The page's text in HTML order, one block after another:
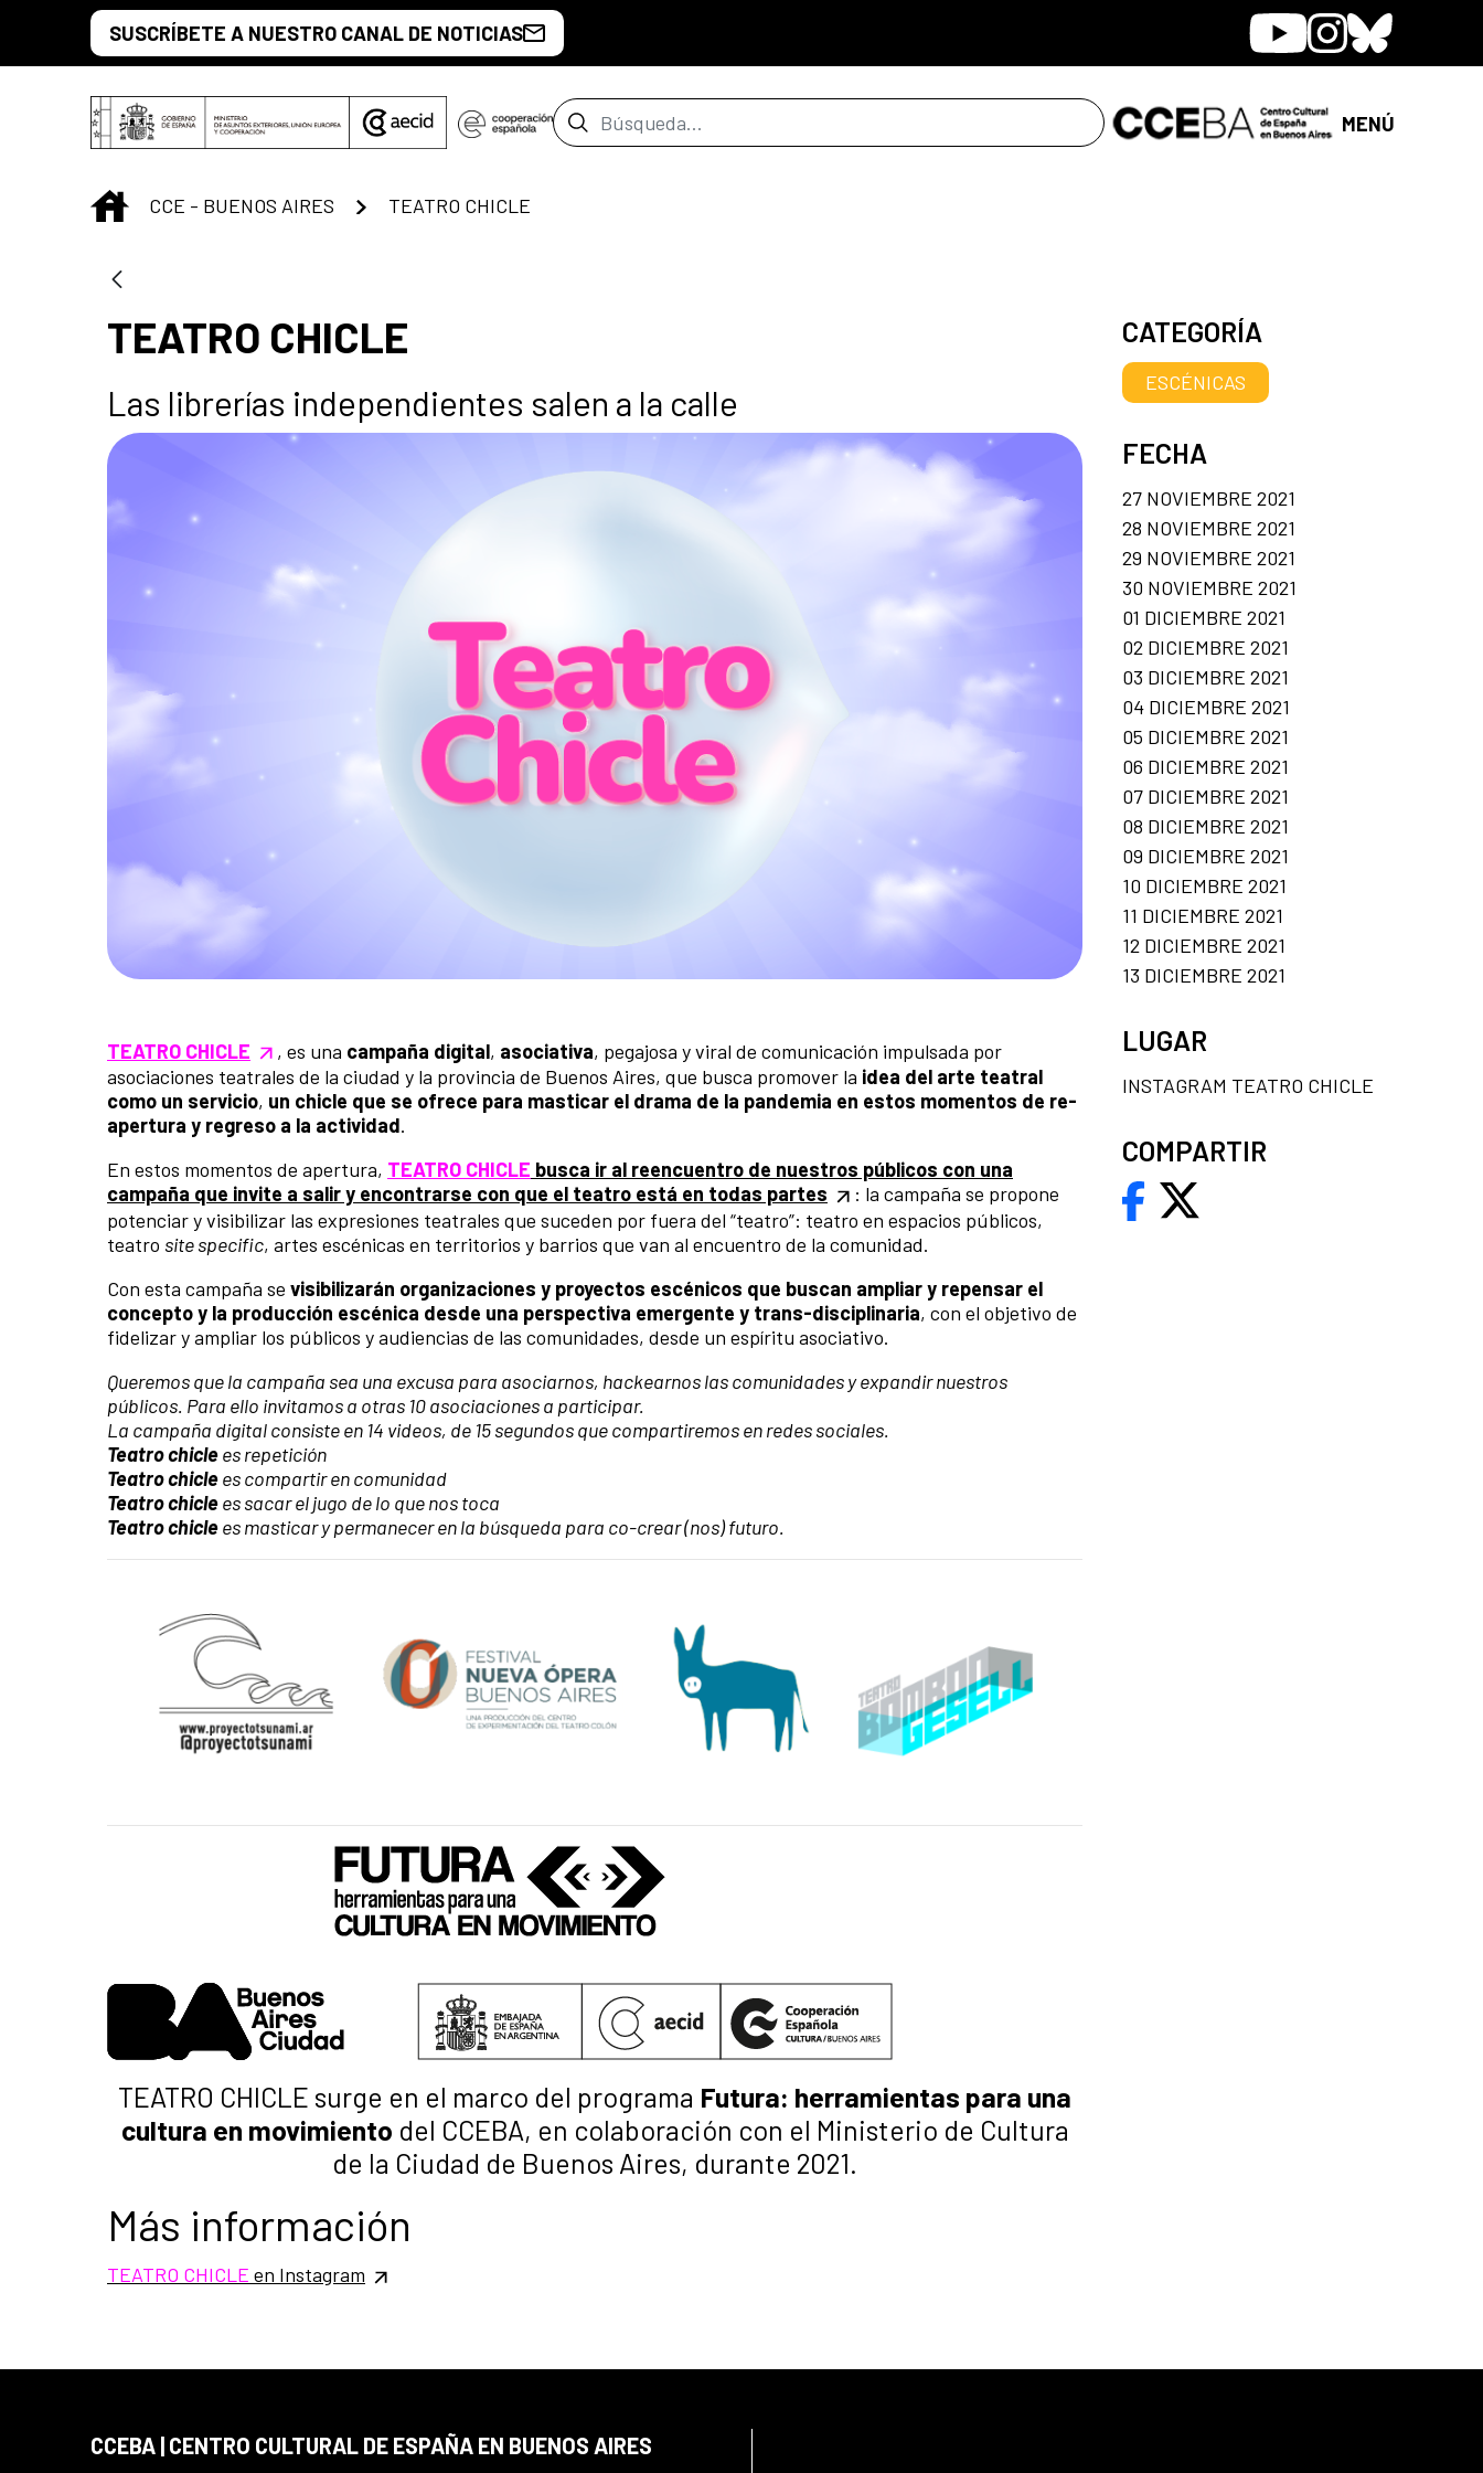
Saltar al contenido principal
SUSCRÍBETE A NUESTRO CANAL DE NOTICIAS YoutubeInstagram
Bluesky
Barra de búsqueda MENÚ
INICIO
CCE - BUENOS AIRES TEATRO CHICLE
TEATRO CHICLE
Las librerías independientes salen a la calle
TEATRO CHICLE , es una campaña digital, asociativa, pegajosa y viral de comunicación impulsada por
asociaciones teatrales de la ciudad y la provincia de Buenos Aires, que busca promover la idea del arte teatral
como un servicio, un chicle que se ofrece para masticar el drama de la pandemia en estos momentos de re-
apertura y regreso a la actividad.
En estos momentos de apertura, TEATRO CHICLE busca ir al reencuentro de nuestros públicos con una
campaña que invite a salir y encontrarse con que el teatro está en todas partes
: la campaña se propone
potenciar y visibilizar las expresiones teatrales que suceden por fuera del “teatro”: teatro en espacios públicos,
teatro site specific, artes escénicas en territorios y barrios que van al encuentro de la comunidad.
Con esta campaña se visibilizarán organizaciones y proyectos escénicos que buscan ampliar y repensar el
concepto y la producción escénica desde una perspectiva emergente y trans-disciplinaria, con el objetivo de
fidelizar y ampliar los públicos y audiencias de las comunidades, desde un espíritu asociativo.
Queremos que la campaña sea una excusa para asociarnos, hackearnos las comunidades y expandir nuestros
públicos. Para ello invitamos a otras 10 asociaciones a participar.
La campaña digital consiste en 14 videos, de 15 segundos que compartiremos en redes sociales.
Teatro chiclees repetición
Teatro chiclees compartir en comunidad
Teatro chiclees sacar el jugo de lo que nos toca
Teatro chiclees masticar y permanecer en la búsqueda para co-crear (nos) futuro.
TEATRO CHICLE surge en el marco del programa Futura: herramientas para una
cultura en movimiento del CCEBA, en colaboración con el Ministerio de Cultura
de la Ciudad de Buenos Aires, durante 2021.
Más información
TEATRO CHICLE en Instagram
CATEGORÍA
ESCÉNICAS
FECHA
27 NOVIEMBRE 2021
28 NOVIEMBRE 2021
29 NOVIEMBRE 2021
30 NOVIEMBRE 2021
01 DICIEMBRE 2021
02 DICIEMBRE 2021
03 DICIEMBRE 2021
04 DICIEMBRE 2021
05 DICIEMBRE 2021
06 DICIEMBRE 2021
07 DICIEMBRE 2021
08 DICIEMBRE 2021
09 DICIEMBRE 2021
10 DICIEMBRE 2021
11 DICIEMBRE 2021
12 DICIEMBRE 2021
13 DICIEMBRE 2021
LUGAR
INSTAGRAM TEATRO CHICLE
COMPARTIR
CCEBA | CENTRO CULTURAL DE ESPAÑA EN BUENOS AIRES